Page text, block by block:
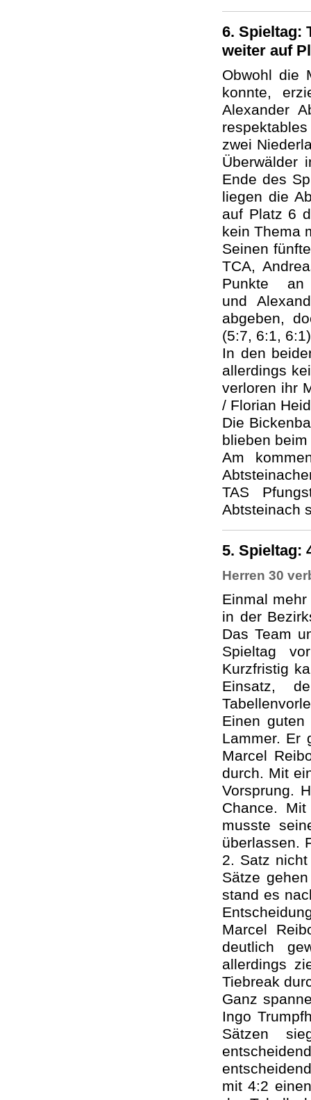
6. Spieltag:
weiter auf
Obwohl die
konnte,
Alexander
zwei
Überwälder
Ende des
liegen die
auf Platz 6
kein Thema
Seinen
TCA,
Punkte
und
abgeben,
(5:7, 6:1,
In den
allerdings
verloren ihr
/ Florian
Die
blieben
Am
TAS
Abtsteinach
5. Spieltag:
Herren 30
Einmal
in der
Das Team
Spieltag
Kurzfristig
Einsatz,
Einen
Lammer. Er
Marcel
durch. Mit
Vorsprung.
Chance.
musste
überlassen.
2. Satz
Sätze
stand es
Marcel
deutlich
allerdings
Tiebreak
Ganz
Ingo
Sätzen
mit 4:2